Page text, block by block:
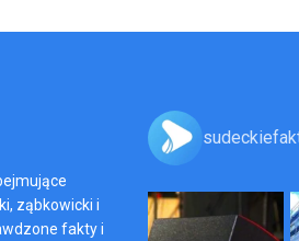
ząbkowicki i
fakty i